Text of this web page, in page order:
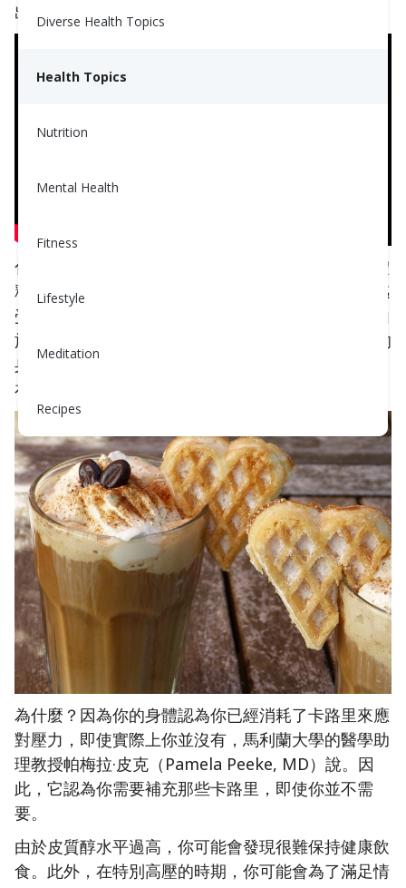
Diverse Health Topics
Health Topics
Nutrition
Mental Health
Fitness
Lifestyle
Meditation
Recipes
出現食慾增加。但為什麼呢？
化學是一件有趣的事情。當你承受壓力時，你的身體
釋放出更多一種稱為皮質醇的壓力荷爾蒙。當我們感
受到很多壓力時，大多數人會變得過度進食。這是由
於你的戰鬥或逃跑反應，亦即生存模式——一旦你的
身體達到某一壓力水平，它會做出認為需要的反應。
在大多數情況下，這意味著過度進食。
為什麼？因為你的身體認為你已經消耗了卡路里來應
對壓力，即使實際上你並沒有，馬利蘭大學的醫學助
理教授帕梅拉·皮克（Pamela Peeke, MD）說。因
此，它認為你需要補充那些卡路里，即使你並不需
要。
由於皮質醇水平過高，你可能會發現很難保持健康飲
食。此外，在特別高壓的時期，你可能會為了滿足情